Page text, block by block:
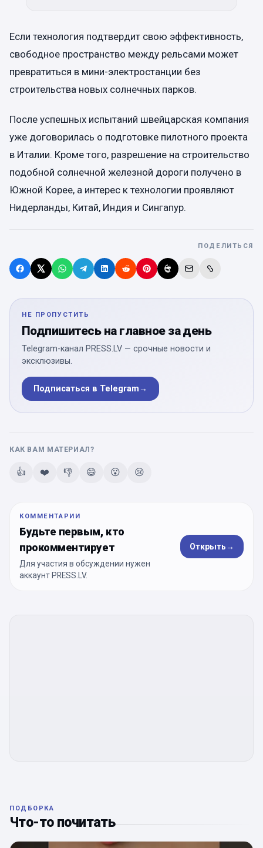
Если технология подтвердит свою эффективность,
свободное пространство между рельсами может
превратиться в мини-электростанции без
строительства новых солнечных парков.
После успешных испытаний швейцарская компания
уже договорилась о подготовке пилотного проекта
в Италии. Кроме того, разрешение на строительство
подобной солнечной железной дороги получено в
Южной Корее, а интерес к технологии проявляют
Нидерланды, Китай, Индия и Сингапур.
ПОДЕЛИТЬСЯ
НЕ ПРОПУСТИТЬ
Подпишитесь на главное за день
Telegram-канал PRESS.LV — срочные новости и
эксклюзивы.
Подписаться в Telegram→
КАК ВАМ МАТЕРИАЛ?
👍 ❤️ 👎 😄 😮 😢
КОММЕНТАРИИ
Будьте первым, кто
прокомментирует
Для участия в обсуждении нужен
аккаунт PRESS.LV.
Открыть→
ПОДБОРКА
Что-то почитать